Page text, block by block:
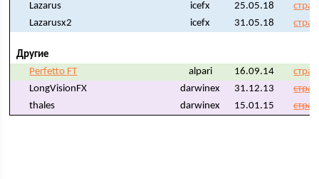
Lazarus
icefx 25.05.18
Lazarusx2
icefx 31.05.18
Другие
Perfetto FT
alpari 16.09.14
LongVisionFX
darwinex 31.12.13
thales
darwinex 15.01.15